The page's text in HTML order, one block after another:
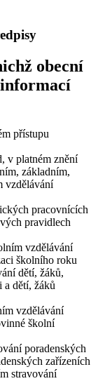
obecní
přístupu
v platném znění
základním,
vzdělávání
pracovnících
pravidlech
vzdělávání
školního roku
dětí, žáků,
a dětí, žáků
vzdělávání
školní
poradenských
zařízeních
stravování